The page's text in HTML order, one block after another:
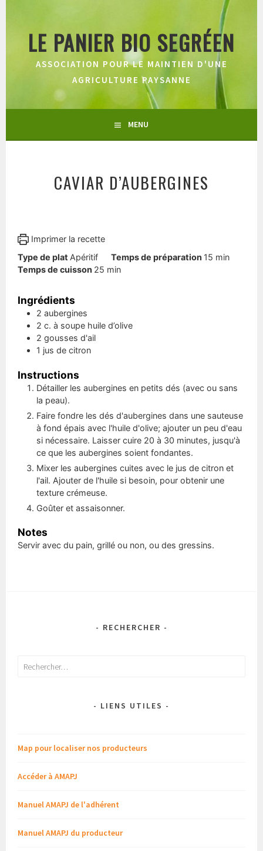
contenu
principalLE PANIER BIO SEGRÉEN
ASSOCIATION POUR LE MAINTIEN D'UNE
AGRICULTURE PAYSANNE
MENU
CAVIAR D’AUBERGINES
Imprimer la recette
Type de plat Apéritif Temps de préparation 15minutes
min
Temps de cuisson 25 minutes
min
Ingrédients
2aubergines
2c. à soupe huile d’olive
2 gousses d'ail
1 jus de citron
Instructions
Détailler les aubergines en petits dés (avec ou sans
la peau).
Faire fondre les dés d'aubergines dans une sauteuse
à fond épais avec l'huile d'olive; ajouter un peu d'eau
si nécessaire. Laisser cuire 20 à 30 minutes, jusqu'à
ce que les aubergines soient fondantes.
Mixer les aubergines cuites avec le jus de citron et
l'ail. Ajouter de l'huile si besoin, pour obtenir une
texture crémeuse.
Goûter et assaisonner.
Notes
Servir avec du pain, grillé ou non, ou des gressins.
- RECHERCHER -
Rechercher :
- LIENS UTILES -
Map pour localiser nos producteurs
Accéder à AMAPJ
Manuel AMAPJ de l'adhérent
Manuel AMAPJ du producteur